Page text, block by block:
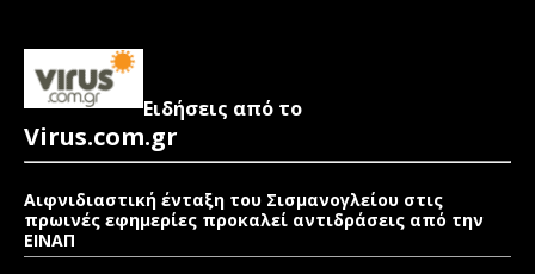
Ειδήσεις από το
Virus.com.gr
Αιφνιδιαστική ένταξη του Σισμανογλείου στις
πρωινές εφημερίες προκαλεί αντιδράσεις από την
ΕΙΝΑΠ